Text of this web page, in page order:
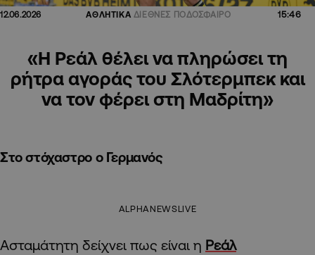
12.06.2026 ΑΘΛΗΤΙΚΑ ΔΙΕΘΝΕΣ ΠΟΔΟΣΦΑΙΡΟ 15:46
«Η Ρεάλ θέλει να πληρώσει τη
ρήτρα αγοράς του Σλότερμπεκ και
να τον φέρει στη Μαδρίτη»
Στο στόχαστρο ο Γερμανός
ALPHANEWSLIVE
Ασταμάτητη δείχνει πως είναι η Ρεάλ